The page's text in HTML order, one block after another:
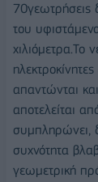
70γεωτρήσεις
του
χιλιόμετρα.Το
απαντώνται
αποτελείται
συμπληρώνει,
συχνότητα
γεωμετρική